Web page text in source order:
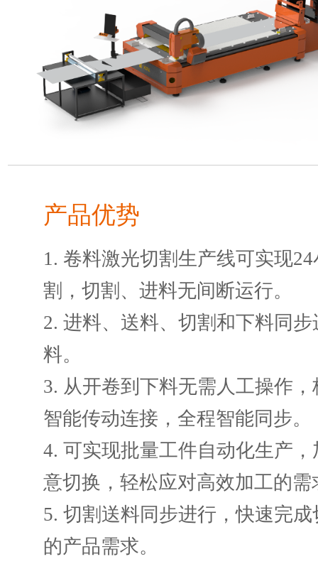
产品优势
1. 卷料激光切割生产线可实现
割，切割、进料无间断运行。
2. 进料、送料、切割和下料同
料。
3. 从开卷到下料无需人工操作
智能传动连接，全程智能同步。
4. 可实现批量工件自动化生产
意切换，轻松应对高效加工的需
5. 切割送料同步进行，快速完
的产品需求。